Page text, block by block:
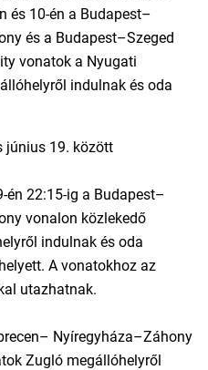
és 10-én a Budapest–
és a Budapest–Szeged
vonatok a Nyugati
indulnak és oda
június 19. között
én 22:15-ig a Budapest–
vonalon közlekedő
indulnak és oda
A vonatokhoz az
utazhatnak.
Nyíregyháza–Záhony
Zugló megállóhelyről